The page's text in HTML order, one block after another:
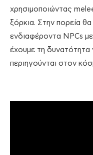
χρησιμοποιώντας
ξόρκια. Στην πορεία
ενδιαφέροντα NPCs
έχουμε τη
περιηγούνται στον